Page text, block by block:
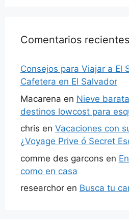
Comentarios recientes
Consejos para Viajar a El
Cafetera en El Salvador
Macarena en Nieve
destinos lowcost para
chris en Vacaciones con
¿Voyage Prive ó Secret
comme des garcons en
como en casa
researchoren Busca tu